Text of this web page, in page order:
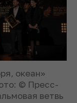
океан»
© Пресс-
ветвь